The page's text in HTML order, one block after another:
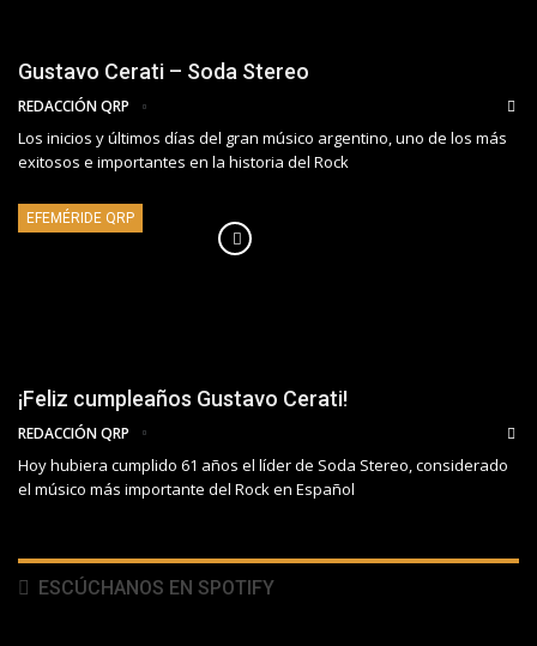
Gustavo Cerati – Soda Stereo
REDACCIÓN QRP
Los inicios y últimos días del gran músico argentino, uno de los más
exitosos e importantes en la historia del Rock
EFEMÉRIDE QRP
¡Feliz cumpleaños Gustavo Cerati!
REDACCIÓN QRP
Hoy hubiera cumplido 61 años el líder de Soda Stereo, considerado
el músico más importante del Rock en Español
ESCÚCHANOS EN SPOTIFY